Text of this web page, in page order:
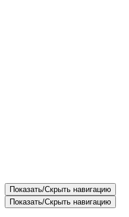
Показать/Скрыть навигацию
Показать/Скрыть навигацию